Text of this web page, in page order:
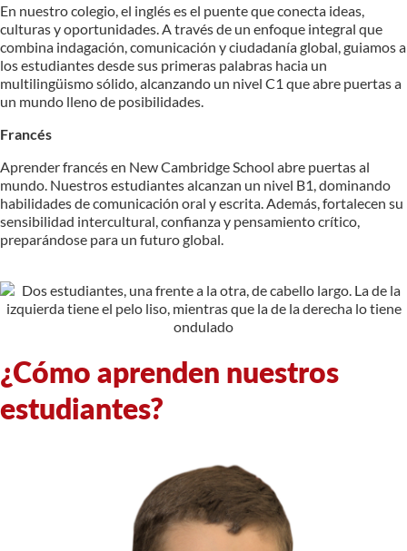
En nuestro colegio, el inglés es el puente que conecta ideas,
culturas y oportunidades. A través de un enfoque integral que
combina indagación, comunicación y ciudadanía global, guiamos a
los estudiantes desde sus primeras palabras hacia un
multilingüismo sólido, alcanzando un nivel C1 que abre puertas a
un mundo lleno de posibilidades.
Francés
Aprender francés en New Cambridge School abre puertas al
mundo. Nuestros estudiantes alcanzan un nivel B1, dominando
habilidades de comunicación oral y escrita. Además, fortalecen su
sensibilidad intercultural, confianza y pensamiento crítico,
preparándose para un futuro global.
¿Cómo aprenden nuestros
estudiantes?